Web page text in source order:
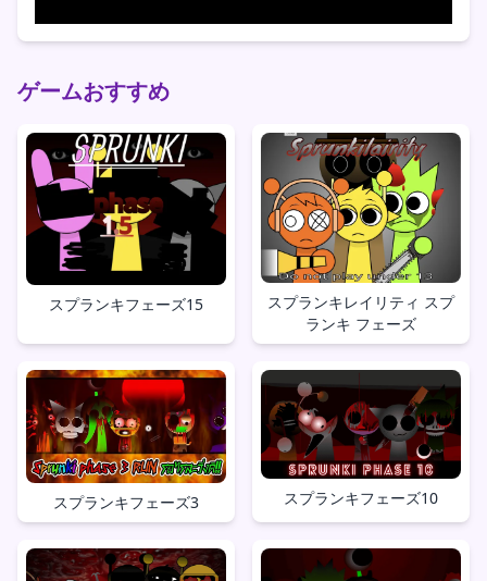
ゲームおすすめ
スプランキフェーズ15
スプランキレイリティ スプ
ランキ フェーズ
スプランキフェーズ3 スプランキフェーズ10